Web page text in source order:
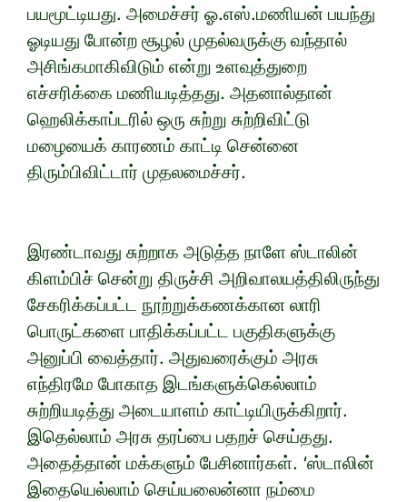
பயமூட்டியது. அமைச்சர் ஓ.எஸ்.மணியன் பயந்து
ஓடியது போன்ற சூழல் முதல்வருக்கு வந்தால்
அசிங்கமாகிவிடும் என்று உளவுத்துறை
எச்சரிக்கை மணியடித்தது. அதனால்தான்
ஹெலிக்காப்டரில் ஒரு சுற்று சுற்றிவிட்டு
மழையைக் காரணம் காட்டி சென்னை
திரும்பிவிட்டார் முதலமைச்சர்.
இரண்டாவது சுற்றாக அடுத்த நாளே ஸ்டாலின்
கிளம்பிச் சென்று திருச்சி அறிவாலயத்திலிருந்து
சேகரிக்கப்பட்ட நூற்றுக்கணக்கான லாரி
பொருட்களை பாதிக்கப்பட்ட பகுதிகளுக்கு
அனுப்பி வைத்தார். அதுவரைக்கும் அரசு
எந்திரமே போகாத இடங்களுக்கெல்லாம்
சுற்றியடித்து அடையாளம் காட்டியிருக்கிறார்.
இதெல்லாம் அரசு தரப்பை பதறச் செய்தது.
அதைத்தான் மக்களும் பேசினார்கள். ‘ஸ்டாலின்
இதையெல்லாம் செய்யலைன்னா நம்மை